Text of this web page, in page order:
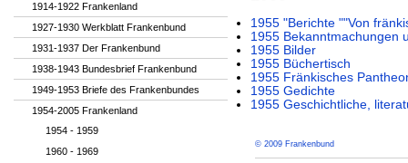
1955 "Berichte ""Von
1955 Bekanntmachungen
1955 Bilder
1955 Büchertisch
1955 Fränkisches
1955 Gedichte
1955 Geschichtliche,
© 2009 Frankenbund
1914-1922 Frankenland
1927-1930 Werkblatt Frankenbund
1931-1937 Der Frankenbund
1938-1943 Bundesbrief Frankenbund
1949-1953 Briefe des Frankenbundes
1954-2005 Frankenland
1954 - 1959
1960 - 1969